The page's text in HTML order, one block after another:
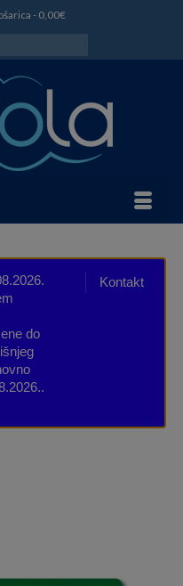
- 0,00€
Kontakt
do